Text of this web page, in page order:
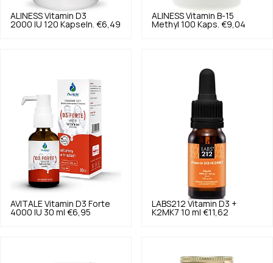
ALINESS Vitamin D3
2000 IU 120 Kapseln. €6,49
ALINESS Vitamin B-15
Methyl 100 Kaps. €9,04
AVITALE Vitamin D3 Forte
4000 IU 30 ml €6,95
LABS212 Vitamin D3 +
K2MK7 10 ml €11,62